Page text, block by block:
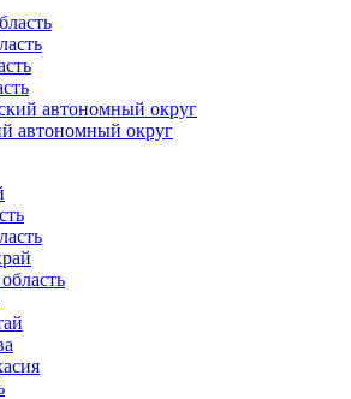
автономный округ
автономный округ